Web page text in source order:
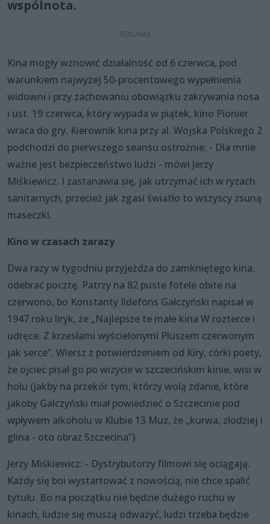
wspólnota.
Kina mogły wznowić działalność od 6 czerwca, pod
warunkiem najwyżej 50-procentowego wypełnienia
widowni i przy zachowaniu obowiązku zakrywania nosa
i ust. 19 czerwca, który wypada w piątek, kino Pionier
wraca do gry. Kierownik kina przy al. Wojska Polskiego 2
podchodzi do pierwszego seansu ostrożnie: - Dla mnie
ważne jest bezpieczeństwo ludzi - mówi Jerzy
Miśkiewicz. I zastanawia się, jak utrzymać ich w ryzach
sanitarnych, przecież jak zgasi światło to wszyscy zsuną
maseczki.
Kino w czasach zarazy
Dwa razy w tygodniu przyjeżdża do zamkniętego kina,
odebrać pocztę. Patrzy na 82 puste fotele obite na
czerwono, bo Konstanty Ildefons Gałczyński napisał w
1947 roku liryk, że „Najlepsze te małe kina W rozterce i
udręce. Z krzesłami wyścielonymi Pluszem czerwonym
jak serce”. Wiersz z potwierdzeniem od Kiry, córki poety,
że ojciec pisał go po wizycie w szczecińskim kinie, wisi w
holu (jakby na przekór tym, którzy wolą zdanie, które
jakoby Gałczyński miał powiedzieć o Szczecinie pod
wpływem alkoholu w Klubie 13 Muz, że „kurwa, złodziej i
glina - oto obraz Szczecina”).
Jerzy Miśkiewicz: - Dystrybutorzy filmowi się ociągają.
Każdy się boi wystartować z nowością, nie chce spalić
tytułu. Bo na początku nie będzie dużego ruchu w
kinach, ludzie się muszą odważyć, ludzi trzeba będzie